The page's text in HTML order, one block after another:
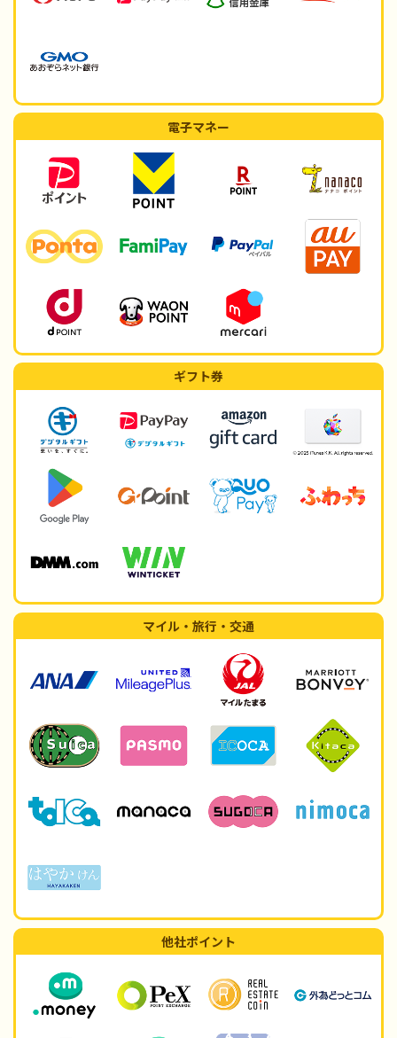
電子マネー
ギフト券
マイル・旅行・交通
他社ポイント